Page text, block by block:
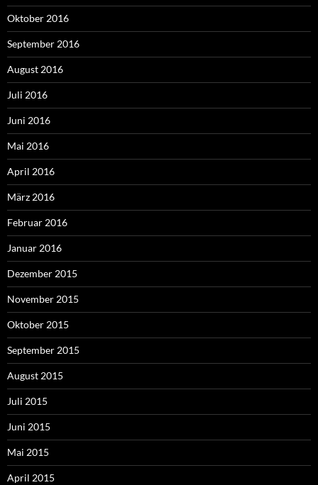
Oktober 2016
September 2016
August 2016
Juli 2016
Juni 2016
Mai 2016
April 2016
März 2016
Februar 2016
Januar 2016
Dezember 2015
November 2015
Oktober 2015
September 2015
August 2015
Juli 2015
Juni 2015
Mai 2015
April 2015